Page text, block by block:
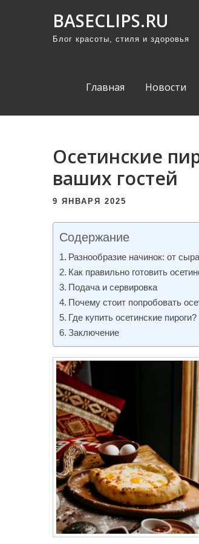
BASECLIPS.RU
Блог красоты, стиля и здоровья
Главная Новости
Осетинские
ваших гостей
9 ЯНВАРЯ 2025
Содержание
Разнообразие начинок: от
Как правильно готовить
Подача и сервировка
Почему стоит попробовать
Где купить осетинские пироги?
Заключение